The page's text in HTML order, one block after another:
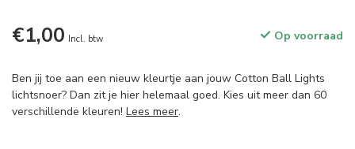
€1,00 Incl. btw Op voorraad
Ben jij toe aan een nieuw kleurtje aan jouw Cotton Ball Lights
lichtsnoer? Dan zit je hier helemaal goed. Kies uit meer dan 60
verschillende kleuren! Lees meer.